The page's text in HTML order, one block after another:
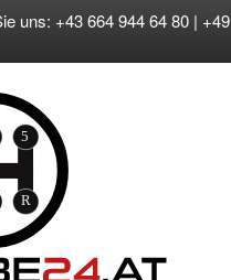
uns: +43 664 944 64 80 |